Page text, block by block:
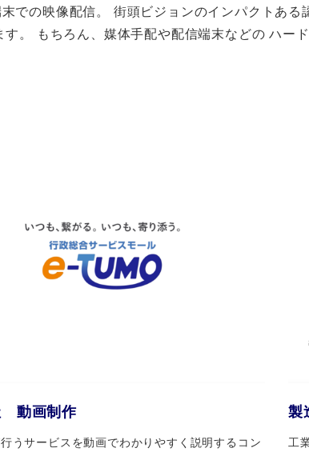
での映像配信。 街頭ビジョンのインパクトあ
。 もちろん、媒体手配や配信端末などの ハー
動画制作
うサービスを動画でわかりやすく説明するコン
製
工